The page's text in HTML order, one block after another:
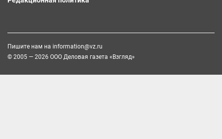
Пишите нам на information@vz.ru
© 2005 — 2026 ООО Деловая газета «Взгляд»